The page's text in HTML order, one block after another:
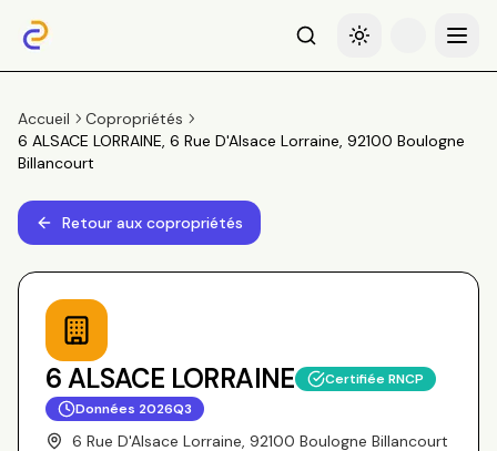
RechercheBasculer le thème
Menu
Accueil
Copropriétés
6 ALSACE LORRAINE, 6 Rue D'Alsace Lorraine, 92100 Boulogne
Billancourt
Retour aux copropriétés
6 ALSACE LORRAINE
Certifiée RNCP
Données 2026Q3
6 Rue D'Alsace Lorraine, 92100 Boulogne Billancourt